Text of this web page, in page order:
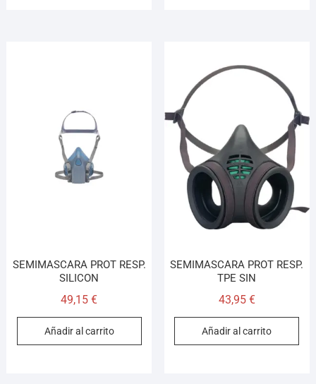
SEMIMASCARA PROT RESP.
SILICON
49,15€
Añadir al carrito
SEMIMASCARA PROT RESP.
TPE SIN
43,95 €
Añadir al carrito